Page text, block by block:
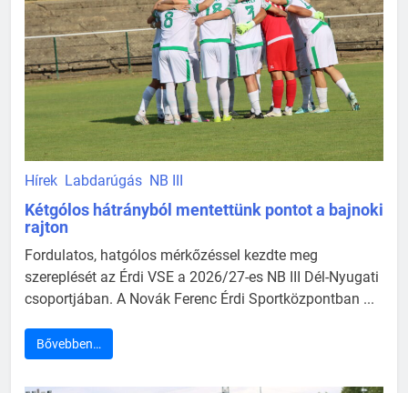
Hírek Labdarúgás NB III
Kétgólos hátrányból mentettünk pontot a bajnoki
rajton
Fordulatos, hatgólos mérkőzéssel kezdte meg
szereplését az Érdi VSE a 2026/27-es NB III Dél-Nyugati
csoportjában. A Novák Ferenc Érdi Sportközpontban ...
Bővebben…